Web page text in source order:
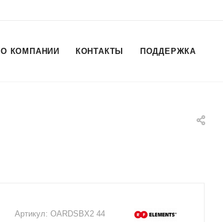
О КОМПАНИИ КОНТАКТЫ ПОДДЕРЖКА
Артикул: OARDSBX2 44